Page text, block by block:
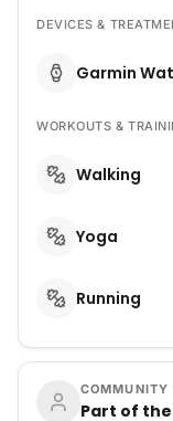
DEVICES &
Garmin
WORKOUTS &
Walking
Yoga
Running
COMMUNITY
Part of